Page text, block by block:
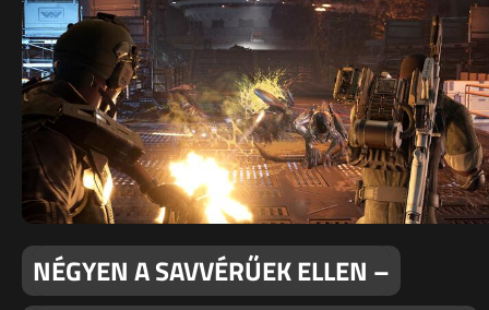
NÉGYEN A SAVVÉRŰEK ELLEN –